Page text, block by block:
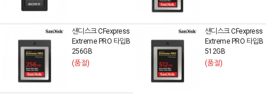
샌디스크 CFexpress
Extreme PRO 타입B
256GB
(품절)
샌디스크 CFexpress
Extreme PRO 타입B
512GB
(품절)